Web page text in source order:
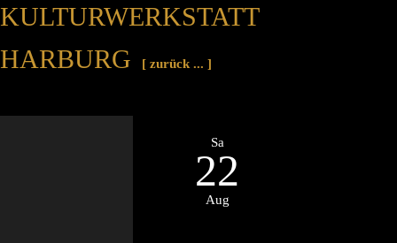
KULTURWERKSTATT
HARBURG [ zurück ... ]
Sa
22
Aug